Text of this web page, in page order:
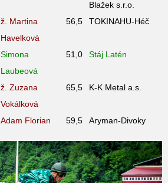
Blažek s.r.o.
ž. Martina
Havelková
56,5 TOKINAHU-Héč
Simona
Laubeová
51,0 Stáj Latén
ž. Zuzana
Vokálková
65,5 K-K Metal a.s.
Adam Florian 59,5 Aryman-Divoky